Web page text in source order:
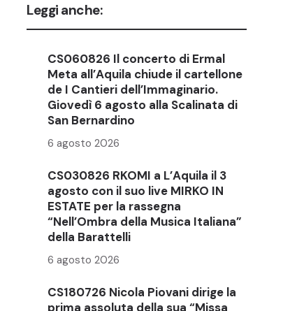
Leggi anche:
CS060826 Il concerto di Ermal
Meta all’Aquila chiude il cartellone
de I Cantieri dell’Immaginario.
Giovedì 6 agosto alla Scalinata di
San Bernardino
6 agosto 2026
CS030826 RKOMI a L’Aquila il 3
agosto con il suo live MIRKO IN
ESTATE per la rassegna
“Nell’Ombra della Musica Italiana”
della Barattelli
6 agosto 2026
CS180726 Nicola Piovani dirige la
prima assoluta della sua “Missa